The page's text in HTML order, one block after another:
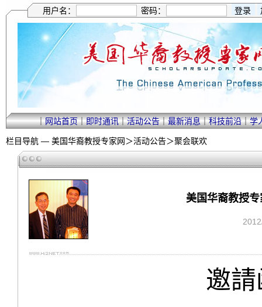
用户名： 密码：
｜网站首页｜即时通讯｜活动公告｜最新消息｜科技前沿｜学
栏目导航 — 美国华裔教授专家网＞活动公告＞聚会联欢
美国华裔教授
邀